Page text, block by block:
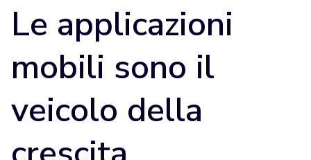
Le applicazioni
mobili sono il
veicolo della